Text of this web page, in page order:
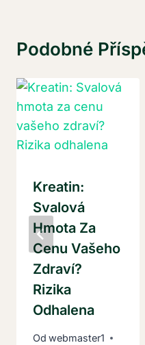
Podobné
Kreatin:
Svalová
Hmota Za
Cenu Vašeho
Zdraví?
Rizika
Odhalena
Od webmaster1